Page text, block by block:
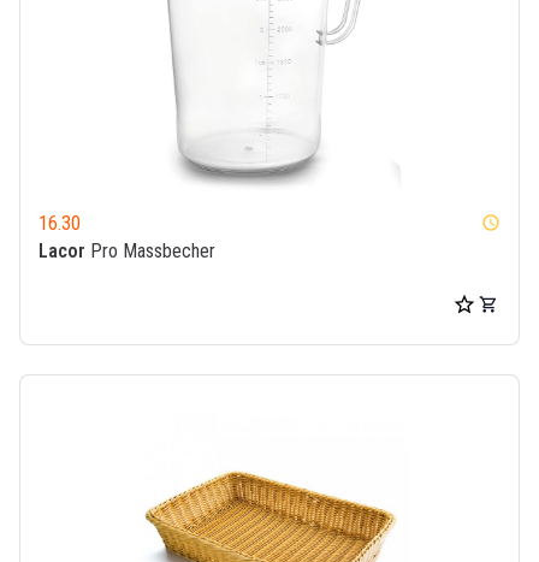
16.30 watch_later
Lacor Pro Massbecher